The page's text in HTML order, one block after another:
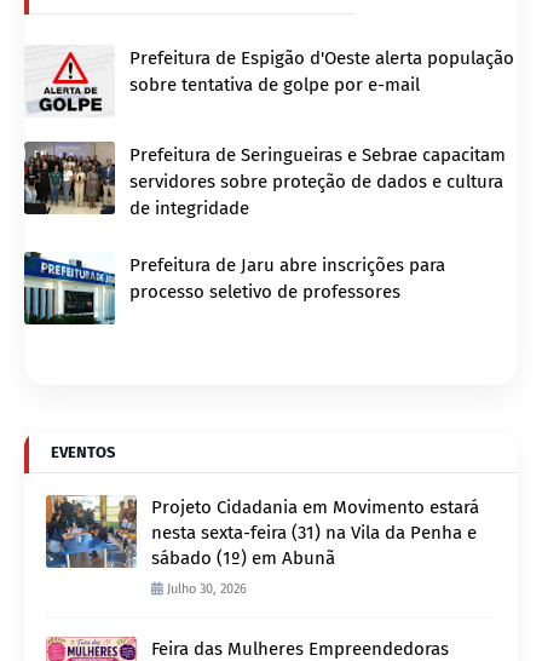
Prefeitura de Espigão d'Oeste alerta população
sobre tentativa de golpe por e-mail
Prefeitura de Seringueiras e Sebrae capacitam
servidores sobre proteção de dados e cultura
de integridade
Prefeitura de Jaru abre inscrições para
processo seletivo de professores
EVENTOS
Projeto Cidadania em Movimento estará
nesta sexta-feira (31) na Vila da Penha e
sábado (1º) em Abunã
Julho 30, 2026
Feira das Mulheres Empreendedoras